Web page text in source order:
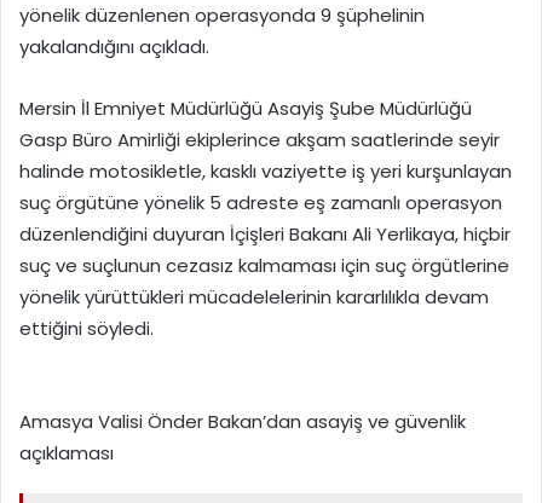
yönelik düzenlenen operasyonda 9 şüphelinin
yakalandığını açıkladı.
Mersin İl Emniyet Müdürlüğü Asayiş Şube Müdürlüğü
Gasp Büro Amirliği ekiplerince akşam saatlerinde seyir
halinde motosikletle, kasklı vaziyette iş yeri kurşunlayan
suç örgütüne yönelik 5 adreste eş zamanlı operasyon
düzenlendiğini duyuran İçişleri Bakanı Ali Yerlikaya, hiçbir
suç ve suçlunun cezasız kalmaması için suç örgütlerine
yönelik yürüttükleri mücadelelerinin kararlılıkla devam
ettiğini söyledi.
Amasya Valisi Önder Bakan’dan asayiş ve güvenlik
açıklaması